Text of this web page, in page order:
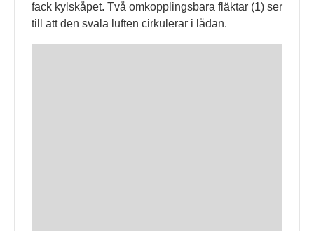
fack kylskåpet. Två omkopplingsbara fläktar (1) ser
till att den svala luften cirkulerar i lådan.